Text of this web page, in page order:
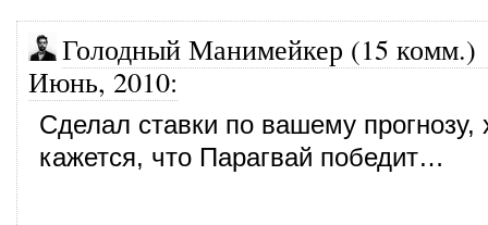
Голодный Манимейкер (15 комм.)
Июнь, 2010:
Сделал ставки по вашему прогнозу,
кажется, что Парагвай победит…